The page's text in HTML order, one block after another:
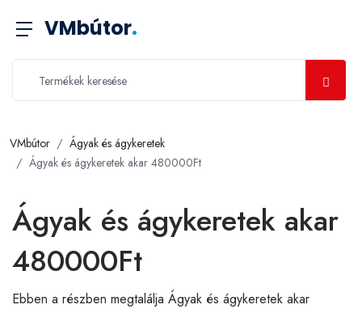
VMbútor.
VMbútor
Ágyak és ágykeretek
Ágyak és ágykeretek akar 480000Ft
Ágyak és ágykeretek akar
480000Ft
Ebben a részben megtalálja Ágyak és ágykeretek akar